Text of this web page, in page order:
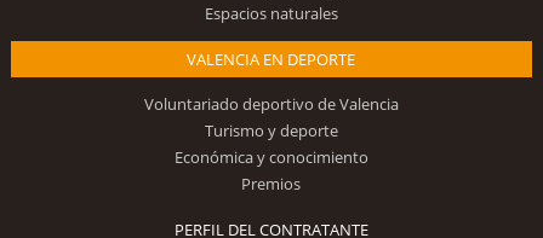
Espacios naturales
VALENCIA EN DEPORTE
Voluntariado deportivo de Valencia
Turismo y deporte
Económica y conocimiento
Premios
PERFIL DEL CONTRATANTE